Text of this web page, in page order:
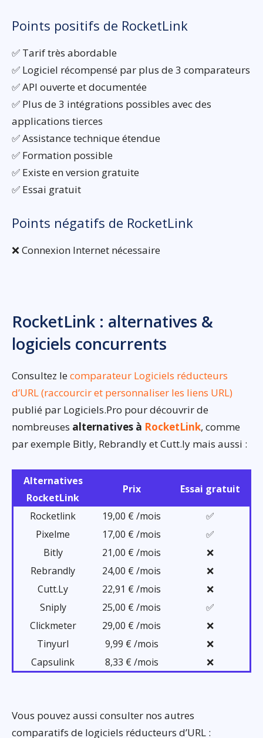
Points positifs de RocketLink
✅ Tarif très abordable
✅ Logiciel récompensé par plus de 3 comparateurs
✅ API ouverte et documentée
✅ Plus de 3 intégrations possibles avec des
applications tierces
✅ Assistance technique étendue
✅ Formation possible
✅ Existe en version gratuite
✅ Essai gratuit
Points négatifs de RocketLink
❌ Connexion Internet nécessaire
RocketLink : alternatives &
logiciels concurrents
Consultez lecomparateur Logiciels réducteurs
d’URL (raccourcir et personnaliser les liens URL)
publié par Logiciels.Pro pour découvrir de
nombreuses alternatives à RocketLink, comme
par exemple Bitly, Rebrandly et Cutt.ly mais aussi :
Alternatives
RocketLink
Prix Essai gratuit
Rocketlink 19,00 € /mois
✅
Pixelme
17,00 € /mois
✅
Bitly
21,00 € /mois
❌
Rebrandly
24,00 € /mois
❌
Cutt.Ly
22,91 € /mois
❌
Sniply
25,00 € /mois
✅
Clickmeter
29,00 € /mois
❌
Tinyurl
9,99 € /mois
❌
Capsulink
8,33 € /mois ❌
Vous pouvez aussi consulter nos autres
comparatifs de logiciels réducteurs d’URL :